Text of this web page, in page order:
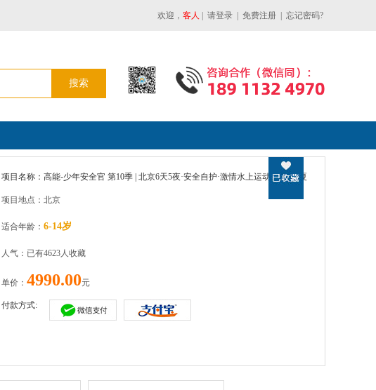
欢迎， 客人 请登录 免费注册 忘记密码?
项目名称：高能-少年安全官 第10季 | 北京6天5夜·安全自护·激情水上运动·酷凉一夏
项目地点：北京
适合年龄： 6-14岁
人气：已有4623人收藏
单价： 4990.00元
付款方式: